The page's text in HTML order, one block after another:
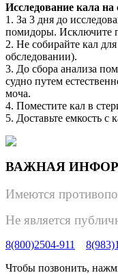
Исследование кала
1. За 3 дня до
помидоры. Исключите
2. Не собирайте кал
обследовании).
3. До сбора анализа
судно путем
моча.
4. Поместите кал в
5. Доставьте емкость с
ВАЖНАЯ
Имеются
Не является
8(800)2504-911
Чтобы позвонить,